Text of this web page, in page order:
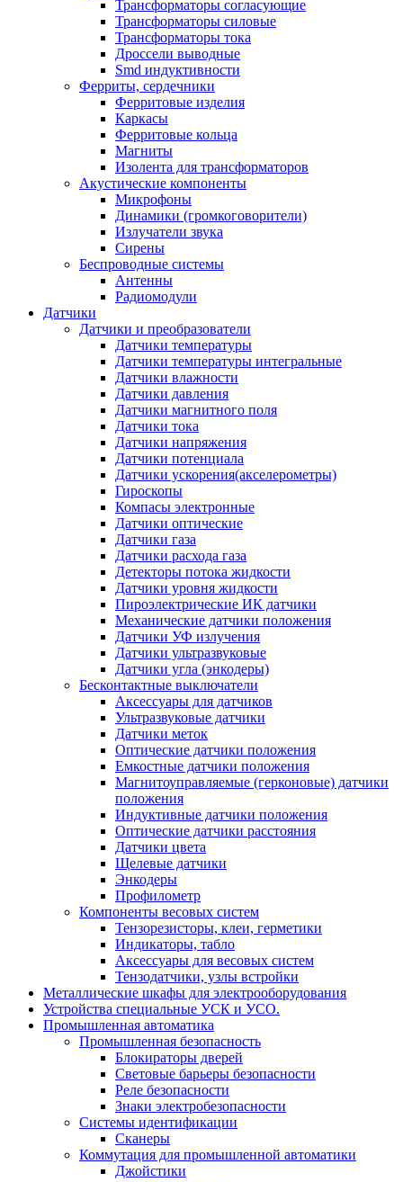
Трансформаторы согласующие
Трансформаторы силовые
Трансформаторы тока
Дроссели выводные
Smd индуктивности
Ферриты, сердечники
Ферритовые изделия
Каркасы
Ферритовые кольца
Магниты
Изолента для трансформаторов
Акустические компоненты
Микрофоны
Динамики (громкоговорители)
Излучатели звука
Сирены
Беспроводные системы
Антенны
Радиомодули
Датчики
Датчики и преобразователи
Датчики температуры
Датчики температуры интегральные
Датчики влажности
Датчики давления
Датчики магнитного поля
Датчики тока
Датчики напряжения
Датчики потенциала
Датчики ускорения(акселерометры)
Гироскопы
Компасы электронные
Датчики оптические
Датчики газа
Датчики расхода газа
Детекторы потока жидкости
Датчики уровня жидкости
Пироэлектрические ИК датчики
Механические датчики положения
Датчики УФ излучения
Датчики ультразвуковые
Датчики угла (энкодеры)
Бесконтактные выключатели
Аксессуары для датчиков
Ультразвуковые датчики
Датчики меток
Оптические датчики положения
Емкостные датчики положения
Магнитоуправляемые (герконовые) датчики
положения
Индуктивные датчики положения
Оптические датчики расстояния
Датчики цвета
Щелевые датчики
Энкодеры
Профилометр
Компоненты весовых систем
Тензорезисторы, клеи, герметики
Индикаторы, табло
Аксессуары для весовых систем
Тензодатчики, узлы встройки
Металлические шкафы для электрооборудования
Устройства специальные УСК и УСО.
Промышленная автоматика
Промышленная безопасность
Блокираторы дверей
Световые барьеры безопасности
Реле безопасности
Знаки электробезопасности
Системы идентификации
Сканеры
Коммутация для промышленной автоматики
Джойстики